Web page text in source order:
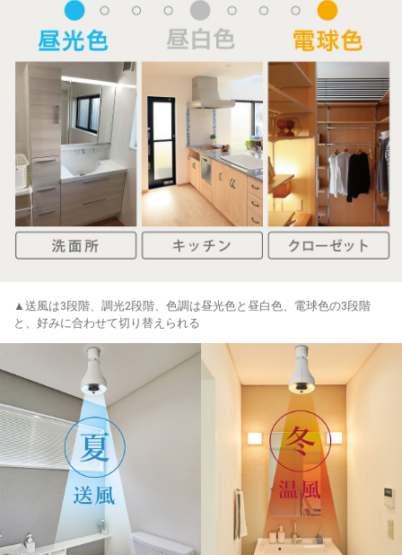
▲送風は3段階、調光2段階、色調は昼光色と昼白色、電球色の3段階
と、好みに合わせて切り替えられる